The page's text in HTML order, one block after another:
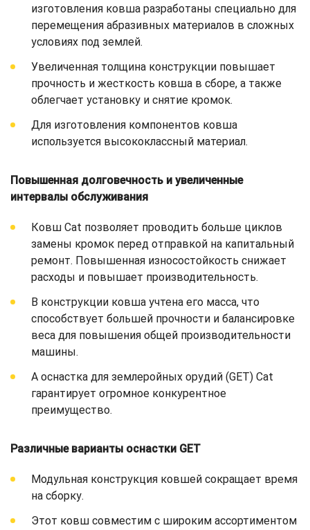
изготовления ковша разработаны специально для
перемещения абразивных материалов в сложных
условиях под землей.
Увеличенная толщина конструкции повышает
прочность и жесткость ковша в сборе, а также
облегчает установку и снятие кромок.
Для изготовления компонентов ковша
используется высококлассный материал.
Повышенная долговечность и увеличенные
интервалы обслуживания
Ковш Cat позволяет проводить больше циклов
замены кромок перед отправкой на капитальный
ремонт. Повышенная износостойкость снижает
расходы и повышает производительность.
В конструкции ковша учтена его масса, что
способствует большей прочности и балансировке
веса для повышения общей производительности
машины.
А оснастка для землеройных орудий (GET) Cat
гарантирует огромное конкурентное
преимущество.
Различные варианты оснастки GET
Модульная конструкция ковшей сокращает время
на сборку.
Этот ковш совместим с широким ассортиментом